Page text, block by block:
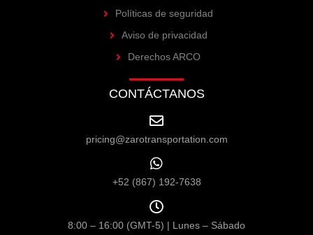
Políticas de seguridad
Aviso de privacidad
Derechos ARCO
CONTÁCTANOS
pricing@zarotransportation.com
+52 (867) 192-7638
8:00 – 16:00 (GMT-5) | Lunes – Sábado